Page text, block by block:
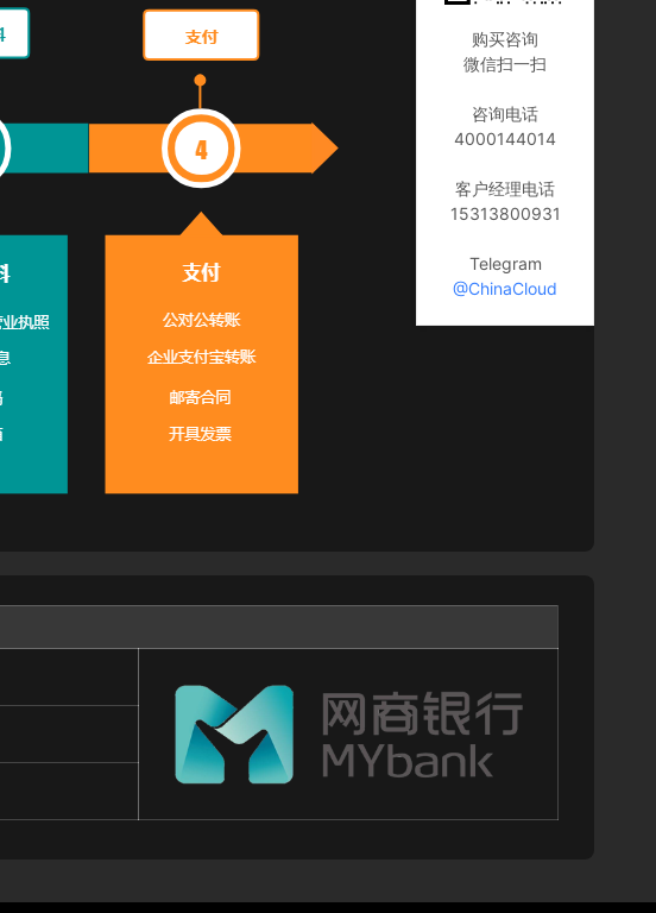
购买咨询
微信扫一扫
咨询电话
4000144014
客户经理电话
15313800931
Telegram
@ChinaCloud